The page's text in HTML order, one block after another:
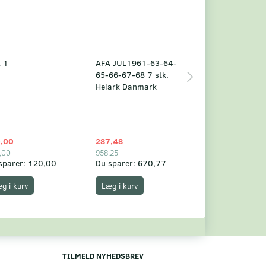
1
120,00
i kurv
AFA JUL1961-63-64-
65-66-67-68 7 stk.
Helark Danmark
287,48
958,25
Du sparer: 670,77
Læg i kurv
TILMELD NYHEDSBREV